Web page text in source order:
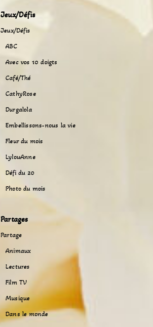
Jeux/Défis
Jeux/Défis
ABC
Avec vos 10 doigts
Café/Thé
CathyRose
Durgalola
Embellissons-nous la vie
Fleur du mois
LylouAnne
Défi du 20
Photo du mois
Partages
Partage
Animaux
Lectures
Film TV
Musique
Dans le monde